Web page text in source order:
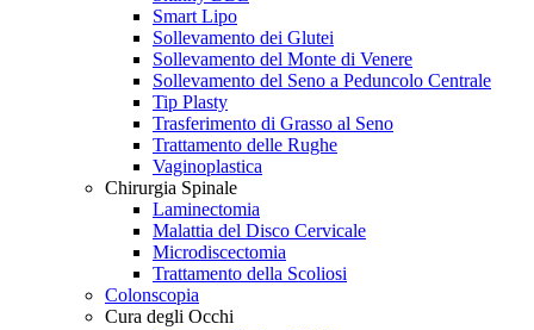
Smart Lipo
Sollevamento dei Glutei
Sollevamento del Monte di Venere
Sollevamento del Seno a Peduncolo Centrale
Tip Plasty
Trasferimento di Grasso al Seno
Trattamento delle Rughe
Vaginoplastica
Chirurgia Spinale
Laminectomia
Malattia del Disco Cervicale
Microdiscectomia
Trattamento della Scoliosi
Colonscopia
Cura degli Occhi